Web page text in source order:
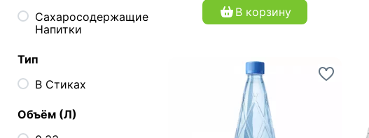
Сахаросодержащие
Напитки
Тип
В Стиках
Объём (Л)
В корзину